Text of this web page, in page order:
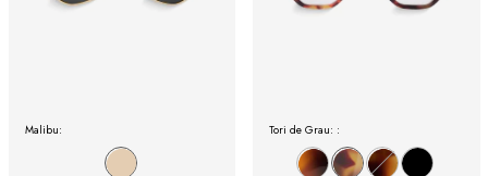
Malibu: Tori de Grau: :